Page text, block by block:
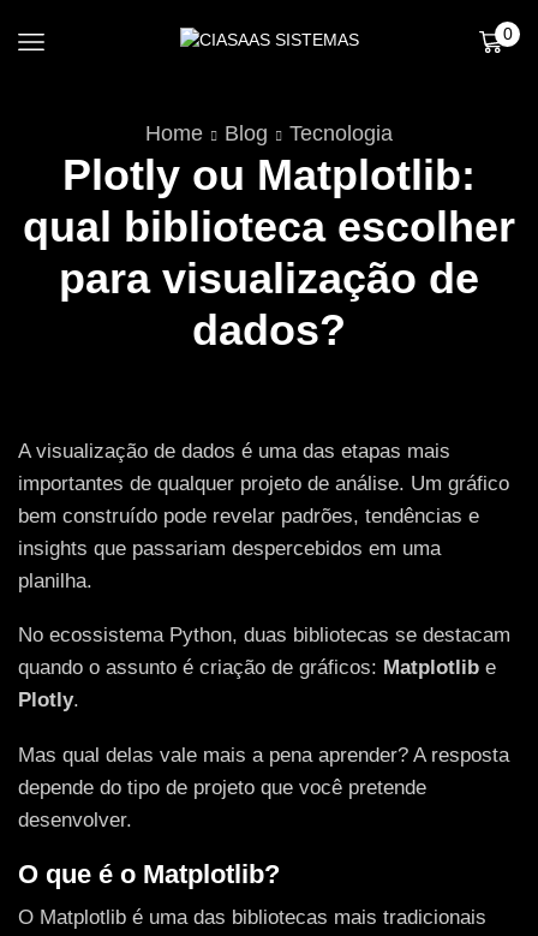
0
Home Blog Tecnologia
Plotly ou Matplotlib:
qual biblioteca escolher
para visualização de
dados?
A visualização de dados é uma das etapas mais
importantes de qualquer projeto de análise. Um gráfico
bem construído pode revelar padrões, tendências e
insights que passariam despercebidos em uma
planilha.
No ecossistema Python, duas bibliotecas se destacam
quando o assunto é criação de gráficos: Matplotlib e
Plotly.
Mas qual delas vale mais a pena aprender? A resposta
depende do tipo de projeto que você pretende
desenvolver.
O que é o Matplotlib?
O Matplotlib é uma das bibliotecas mais tradicionais